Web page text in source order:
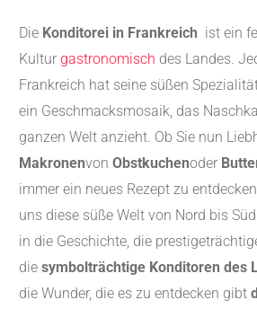
Die Konditorei in Frankreich ist ein
Kultur gastronomisch des Landes.
Frankreich hat seine süßen
ein Geschmacksmosaik, das
ganzen Welt anzieht. Ob Sie nun
Makronenvon Obstkuchenoder
immer ein neues Rezept zu
uns diese süße Welt von Nord bis
in die Geschichte, die
die symbolträchtige Konditoren des
die Wunder, die es zu entdecken gibt